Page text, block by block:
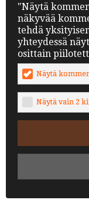
"Näytä
näkyvää
tehdä
yhteydessä
osittain
Näytä
Näytä vain 2